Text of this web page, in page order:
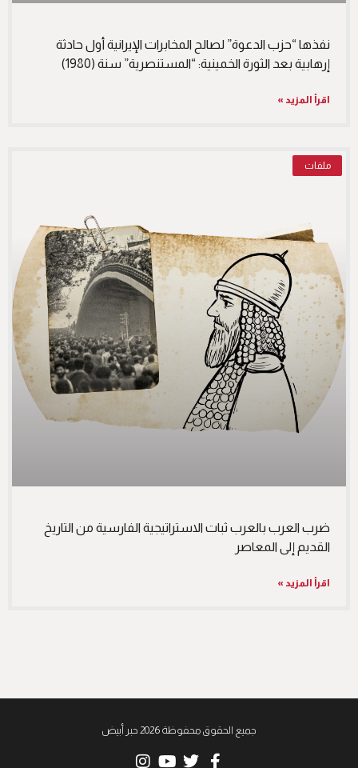
نفذها “حزب الدعوة” لصالح المخابرات الإيرانية أول حادثة
إرهابية بعد الثورة الخمينية: “المستنصرية” سنة (1980)
اقرأ المزيد »
ملفات
ضرب العرب بالعرب ثبات الاستراتيجية الفارسية من التاريخ
القديم إلى المعاصر
اقرأ المزيد »
جميع الحقوق محفوظة 2026 حبر أبيض